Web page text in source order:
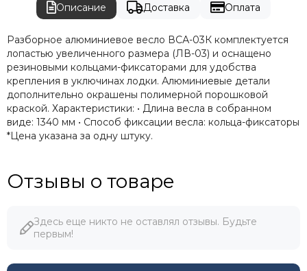
Описание Доставка Оплата
Разборное алюминиевое весло ВСА-03К комплектуется
лопастью увеличенного размера (ЛВ-03) и оснащено
резиновыми кольцами-фиксаторами для удобства
крепления в уключинах лодки. Алюминиевые детали
дополнительно окрашены полимерной порошковой
краской. Характеристики: • Длина весла в собранном
виде: 1340 мм • Способ фиксации весла: кольца-фиксаторы
*Цена указана за одну штуку.
Отзывы о товаре
Здесь еще никто не оставлял отзывы. Будьте
первым!